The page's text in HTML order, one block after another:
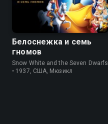
Белоснежка и семь
гномов
Snow White and the Seven Dwarfs
• 1937, США, Мюзикл